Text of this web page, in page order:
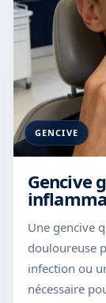
GENCIVE
Gencive
Une gencive
douloureuse
infection ou
nécessaire